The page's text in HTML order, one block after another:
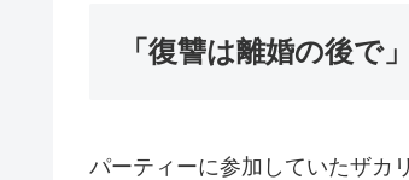
「復讐は離婚の後で
パーティーに参加していたザカ